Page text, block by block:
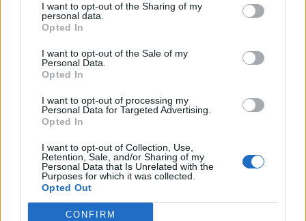
I want to opt-out of the Sharing of my
personal data.
Opted In
I want to opt-out of the Sale of my
Personal Data.
Opted In
I want to opt-out of processing my
Personal Data for Targeted Advertising.
Opted In
I want to opt-out of Collection, Use,
Retention, Sale, and/or Sharing of my
Personal Data that Is Unrelated with the
Purposes for which it was collected.
Opted Out
CONFIRM